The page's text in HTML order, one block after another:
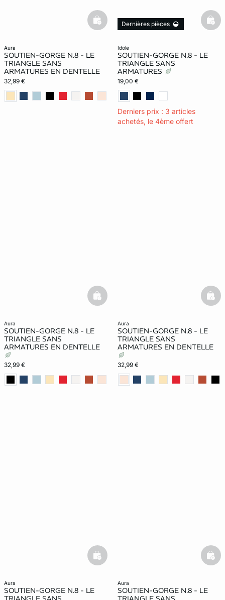
aura
SOUTIEN-GORGE N.8 - LE
TRIANGLE SANS
ARMATURES EN DENTELLE
32,99 €
basketfull
idole
SOUTIEN-GORGE N.8 - LE
TRIANGLE SANS
ARMATURES
19,00 €
Derniers prix : 3 articles
achetés, le 4ème offert
Dernières pièces
aura
SOUTIEN-GORGE N.8 - LE
TRIANGLE SANS
ARMATURES EN DENTELLE
32,99 €
basketfull
aura
SOUTIEN-GORGE N.8 - LE
TRIANGLE SANS
ARMATURES EN DENTELLE
32,99 €
aura
SOUTIEN-GORGE N.8 - LE
basketfull
aura
SOUTIEN-GORGE N.8 - LE